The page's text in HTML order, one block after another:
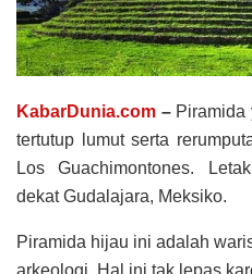
KabarDunia.com – Piramida
tertutup lumut serta
Los Guachimontones.
dekat Gudalajara, Meksiko.
Piramida hijau ini adalah
arkeologi. Hal ini tak lepas